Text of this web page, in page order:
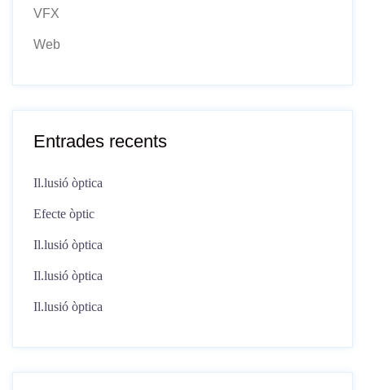
VFX
Web
Entrades recents
Il.lusió òptica
Efecte òptic
Il.lusió òptica
Il.lusió òptica
Il.lusió òptica